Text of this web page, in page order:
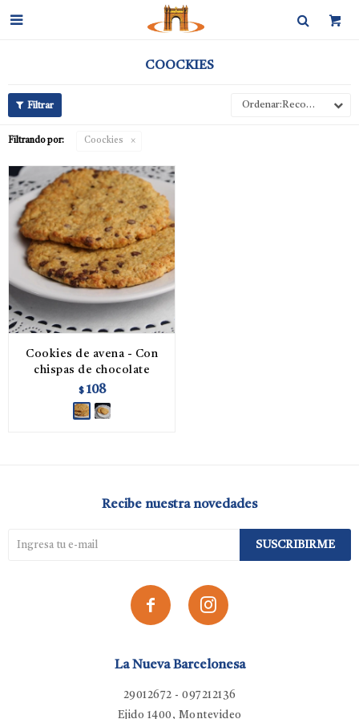

COOCKIES
Recomendados
Filtrando por: Coockies
Cookies de avena - Con
chispas de chocolate
$ 108
La Nueva Barcelonesa
29012672 - 097212136
Ejido 1400, Montevideo
Recibe nuestra novedades
SUSCRIBIRME
 